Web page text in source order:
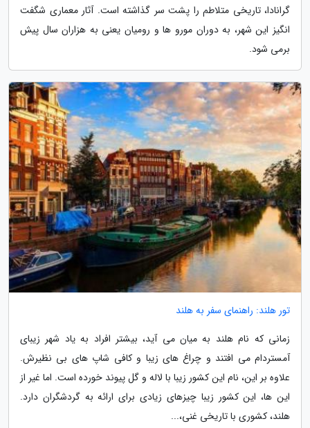
گرانادا، تاریخی متلاطم را پشت سر گذاشته است. آثار معماری شگفت
انگیز این شهر، به دوران مورو ها و رومیان یعنی به هزاران سال پیش
برمی شود.
تور هلند: راهنمای سفر به هلند
زمانی که نام هلند به میان می آید، بیشتر افراد به یاد شهر زیبای
آمستردام می افتند و چراغ های زیبا و کافی شاپ های بی نظیرش.
علاوه بر این، نام این کشور زیبا با لاله و گل پیوند خورده است. اما غیر از
این ها، این کشور زیبا چیزهای زیادی برای ارائه به گردشگران دارد.
هلند، کشوری با تاریخی غنی،...